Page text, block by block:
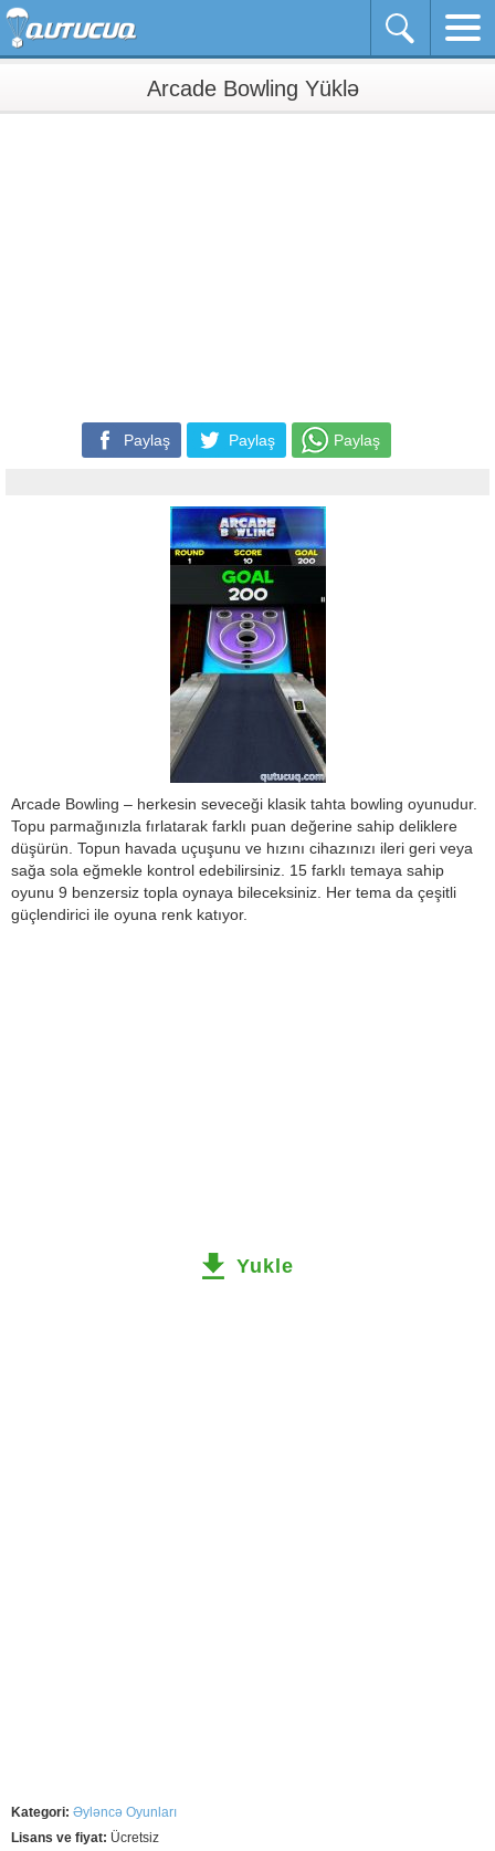
Arcade Bowling Yüklə
Paylaş Paylaş Paylaş
Arcade Bowling – herkesin seveceği klasik tahta bowling oyunudur.
Topu parmağınızla fırlatarak farklı puan değerine sahip deliklere
düşürün. Topun havada uçuşunu ve hızını cihazınızı ileri geri veya
sağa sola eğmekle kontrol edebilirsiniz. 15 farklı temaya sahip
oyunu 9 benzersiz topla oynaya bileceksiniz. Her tema da çeşitli
güçlendirici ile oyuna renk katıyor.
Yukle
Kategori: Əyləncə Oyunları
Lisans ve fiyat: Ücretsiz